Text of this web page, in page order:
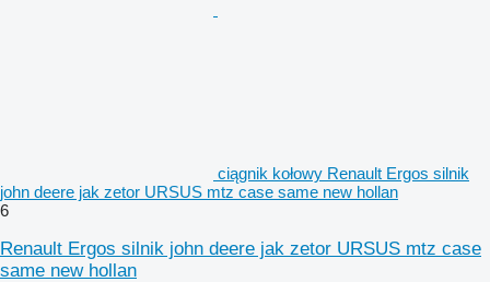
ciągnik kołowy Renault Ergos silnik
john deere jak zetor URSUS mtz case same new hollan
6
Renault Ergos silnik john deere jak zetor URSUS mtz case
same new hollan